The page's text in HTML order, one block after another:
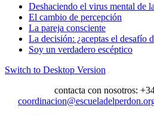
Deshaciendo el virus mental de
El cambio de percepción
La pareja consciente
La decisión: ¿aceptas el desafío
Soy un verdadero escéptico
Switch to Desktop Version
contacta con nosotros: